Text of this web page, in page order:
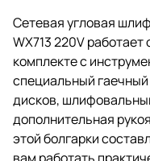
Сетевая угловая
WX713 220V
комплекте с
специальный
дисков,
дополнительная
этой болгарки